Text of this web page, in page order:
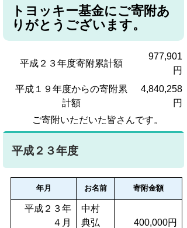
トヨッキー基金にご寄附あ
りがとうございます。
平成２３年度寄附累計額
977,901
円
平成１９年度からの寄附累
計額
4,840,258
円
ご寄附いただいた皆さんです。
平成２３年度
年月 お名前 寄附金額
平成２３年
４月
中村
典弘
400,000円